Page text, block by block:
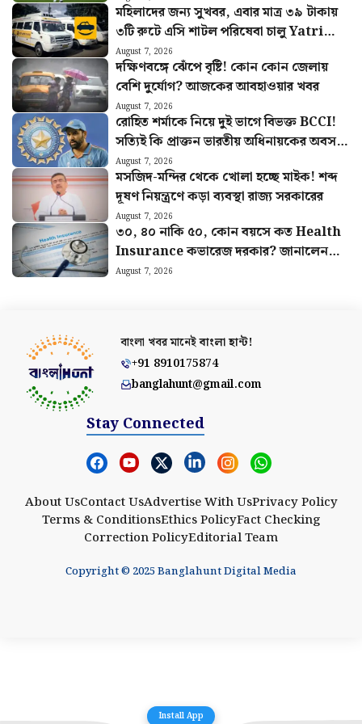
মহিলাদের জন্য সুখবর, এবার মাত্র ৩৯ টাকায়
৩টি রুটে এসি শাটল পরিষেবা চালু Yatri
Sathi-র
August 7, 2026
দক্ষিণবঙ্গে ঝেঁপে বৃষ্টি! কোন কোন জেলায়
বেশি দুর্যোগ? আজকের আবহাওয়ার খবর
August 7, 2026
রোহিত শর্মাকে নিয়ে দুই ভাগে বিভক্ত BCCI!
সত্যিই কি প্রাক্তন ভারতীয় অধিনায়কের অবসর
চাইছে বোর্ড
August 7, 2026
মসজিদ-মন্দির থেকে খোলা হচ্ছে মাইক! শব্দ
দূষণ নিয়ন্ত্রণে কড়া ব্যবস্থা রাজ্য সরকারের
August 7, 2026
৩০, ৪০ নাকি ৫০, কোন বয়সে কত Health
Insurance কভারেজ দরকার? জানালেন
বিশেষজ্ঞরা
August 7, 2026
বাংলা খবর মানেইবাংলা হান্ট!
+91 8910175874
banglahunt@gmail.com
Stay Connected
About UsContact UsAdvertise With UsPrivacy Policy
Terms & ConditionsEthics PolicyFact Checking
Correction PolicyEditorial Team
Copyright © 2025 Banglahunt Digital Media
Install App